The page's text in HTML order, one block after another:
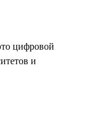
цифровой
и